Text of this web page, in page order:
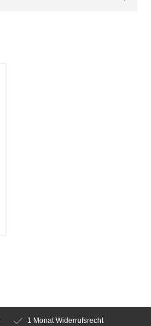
1 Monat Widerrufsrecht